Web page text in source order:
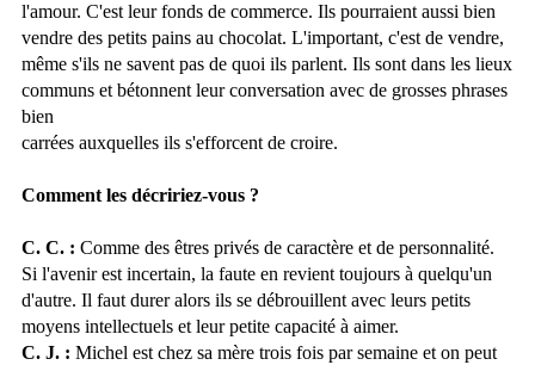
l'amour. C'est leur fonds de commerce. Ils pourraient aussi bien
vendre des petits pains au chocolat. L'important, c'est de vendre,
même s'ils ne savent pas de quoi ils parlent. Ils sont dans les lieux
communs et bétonnent leur conversation avec de grosses phrases
bien
carrées auxquelles ils s'efforcent de croire.
Comment les décririez-vous ?
C. C. : Comme des êtres privés de caractère et de personnalité.
Si l'avenir est incertain, la faute en revient toujours à quelqu'un
d'autre. Il faut durer alors ils se débrouillent avec leurs petits
moyens intellectuels et leur petite capacité à aimer.
C. J. : Michel est chez sa mère trois fois par semaine et on peut